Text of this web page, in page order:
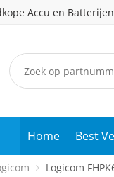
Accu en
Home Best
Logicom